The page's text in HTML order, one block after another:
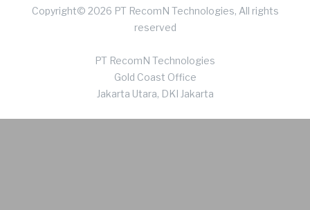
Copyright© 2026 PT RecomN Technologies, All rights
reserved
PT RecomN Technologies
Gold Coast Office
Jakarta Utara, DKI Jakarta